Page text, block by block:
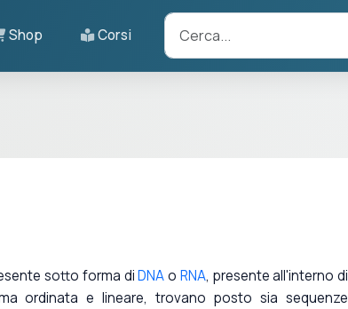
Shop Corsi
sotto forma diDNAo RNA, presente all'interno di
ordinata e lineare, trovano posto sia sequenze